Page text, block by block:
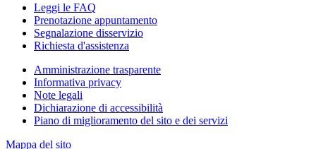
Leggi le FAQ
Prenotazione appuntamento
Segnalazione disservizio
Richiesta d'assistenza
Amministrazione trasparente
Informativa privacy
Note legali
Dichiarazione di accessibilità
Piano di miglioramento del sito e dei servizi
Mappa del sito